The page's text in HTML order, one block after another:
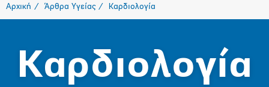
Αρχική Άρθρα Υγείας Καρδιολογία
Καρδιολογία